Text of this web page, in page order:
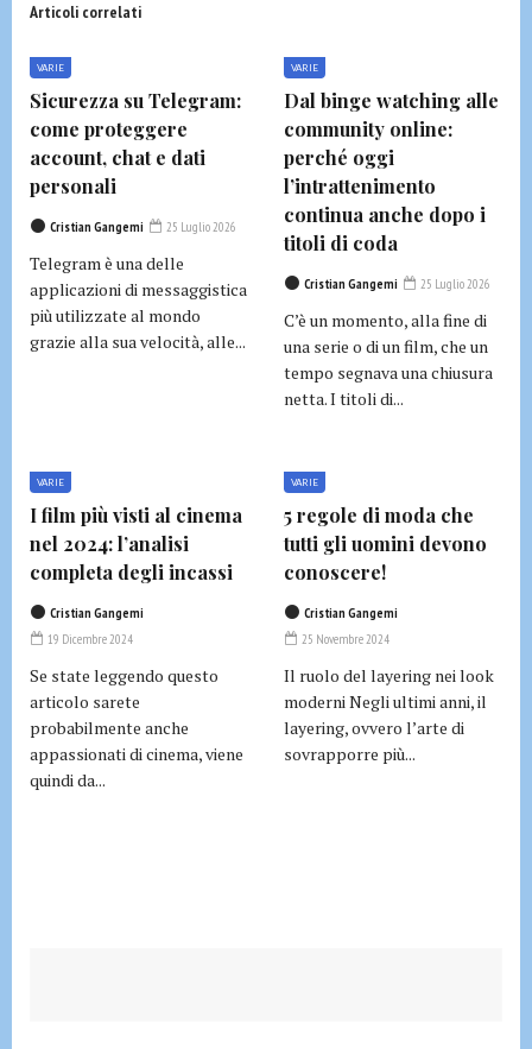
Articoli correlati
VARIE
Sicurezza su Telegram:
come proteggere
account, chat e dati
personali
Cristian Gangemi 25 Luglio 2026
Telegram è una delle
applicazioni di messaggistica
più utilizzate al mondo
grazie alla sua velocità, alle...
VARIE
Dal binge watching alle
community online:
perché oggi
l’intrattenimento
continua anche dopo i
titoli di coda
Cristian Gangemi 25 Luglio 2026
C’è un momento, alla fine di
una serie o di un film, che un
tempo segnava una chiusura
netta. I titoli di...
VARIE
I film più visti al cinema
nel 2024: l’analisi
completa degli incassi
Cristian Gangemi
19 Dicembre 2024
Se state leggendo questo
articolo sarete
probabilmente anche
appassionati di cinema, viene
quindi da...
VARIE
5 regole di moda che
tutti gli uomini devono
conoscere!
Cristian Gangemi
25 Novembre 2024
Il ruolo del layering nei look
moderni Negli ultimi anni, il
layering, ovvero l’arte di
sovrapporre più...